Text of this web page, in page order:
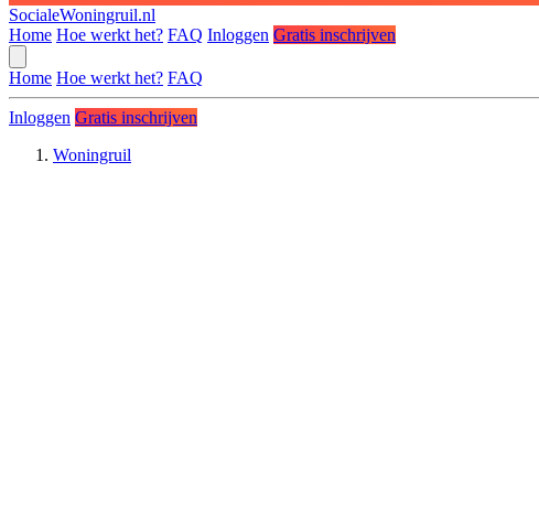
SocialeWoningruil.nl
Home Hoe werkt het? FAQ Inloggen Gratis inschrijven
Home Hoe werkt het? FAQ
Inloggen Gratis inschrijven
Woningruil